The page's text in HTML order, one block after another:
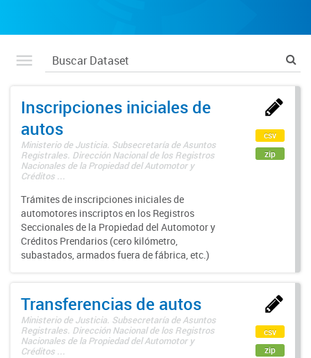
Inscripciones iniciales de
autos
Ministerio de Justicia. Subsecretaría de Asuntos
Registrales. Dirección Nacional de los Registros
Nacionales de la Propiedad del Automotor y
Créditos ...
Trámites de inscripciones iniciales de
automotores inscriptos en los Registros
Seccionales de la Propiedad del Automotor y
Créditos Prendarios (cero kilómetro,
subastados, armados fuera de fábrica, etc.)
csv
zip
Transferencias de autos
Ministerio de Justicia. Subsecretaría de Asuntos
Registrales. Dirección Nacional de los Registros
Nacionales de la Propiedad del Automotor y
Créditos ...
csv
zip